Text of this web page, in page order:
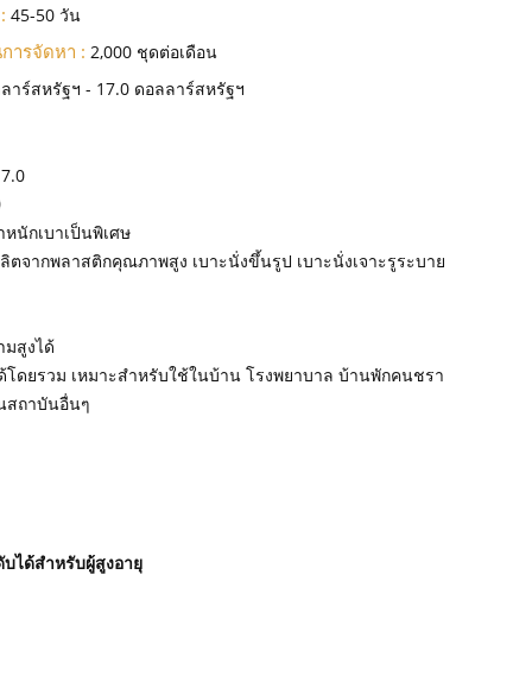
45-50 วัน
ารจัดหา : 2,000 ชุดต่อเดือน
าร์สหรัฐฯ - 17.0 ดอลลาร์สหรัฐฯ
นักเบาเป็นพิเศษ
ตจากพลาสติกคุณภาพสูง เบาะนั่งขึ้นรูป เบาะนั่งเจาะรูระบาย
สูงได้
โดยรวม เหมาะสำหรับใช้ในบ้าน โรงพยาบาล บ้านพักคนชรา
สถาบันอื่นๆ
ได้สำหรับผู้สูงอายุ